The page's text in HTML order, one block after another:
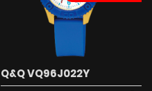
Q&Q VQ96J022Y